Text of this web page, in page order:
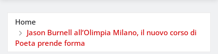
Home
Jason Burnell all’Olimpia Milano, il nuovo corso di
Poeta prende forma